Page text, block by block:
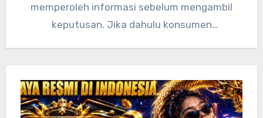
memperoleh informasi sebelum mengambil
keputusan. Jika dahulu konsumen